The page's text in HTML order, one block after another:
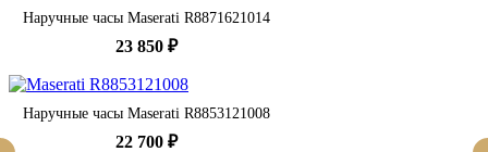
Наручные часы Maserati R8871621014
23 850 ₽
Наручные часы Maserati R8853121008
22 700 ₽